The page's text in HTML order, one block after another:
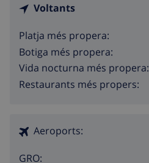
Voltants
Platja més propera:
Botiga més propera:
Vida nocturna més propera:
Restaurants més propers:
Aeroports:
GRO: